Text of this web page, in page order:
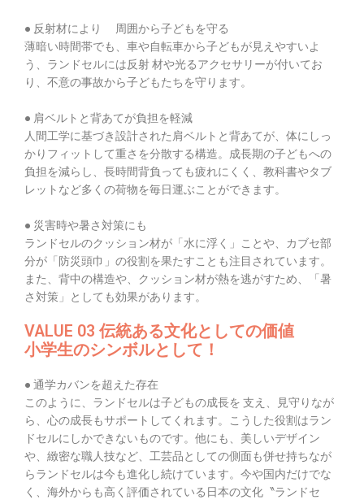
● 反射材により 周囲から子どもを守る
薄暗い時間帯でも、車や自転車から子どもが見えやすいよ
う、ランドセルには反射 材や光るアクセサリーが付いてお
り、不意の事故から子どもたちを守ります。
● 肩ベルトと背あてが負担を軽減
人間工学に基づき設計された肩ベルトと背あてが、体にしっ
かりフィットして重さを分散する構造。成長期の子どもへの
負担を減らし、長時間背負っても疲れにくく、教科書やタブ
レットなど多くの荷物を毎日運ぶことができます。
● 災害時や暑さ対策にも
ランドセルのクッション材が「水に浮く」ことや、カブセ部
分が「防災頭巾」の役割を果たすことも注目されています。
また、背中の構造や、クッション材が熱を逃がすため、「暑
さ対策」としても効果があります。
VALUE 03 伝統ある文化としての価値
小学生のシンボルとして！
● 通学カバンを超えた存在
このように、ランドセルは子どもの成長を 支え、見守りなが
ら、心の成長もサポートしてくれます。こうした役割はラン
ドセルにしかできないものです。他にも、美しいデザイン
や、緻密な職人技など、工芸品としての側面も併せ持ちなが
らランドセルは今も進化し続けています。今や国内だけでな
く、海外からも高く評価されている日本の文化〝ランドセ